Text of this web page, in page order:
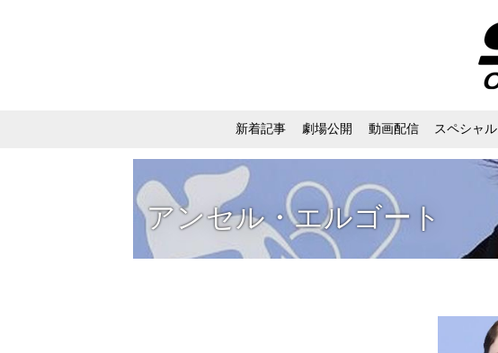
新着記事 劇場公開 動画配信 スペシャル
アンセル・エルゴート